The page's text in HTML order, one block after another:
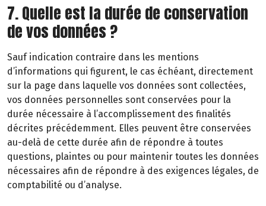
7. Quelle est la durée de conservation
de vos données ?
Sauf indication contraire dans les mentions
d’informations qui figurent, le cas échéant, directement
sur la page dans laquelle vos données sont collectées,
vos données personnelles sont conservées pour la
durée nécessaire à l’accomplissement des finalités
décrites précédemment. Elles peuvent être conservées
au-delà de cette durée afin de répondre à toutes
questions, plaintes ou pour maintenir toutes les données
nécessaires afin de répondre à des exigences légales, de
comptabilité ou d’analyse.